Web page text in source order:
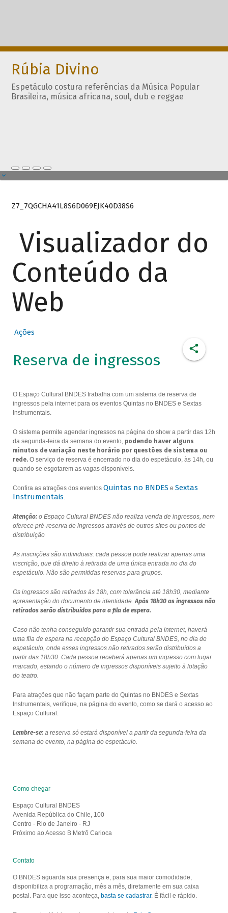
Rúbia Divino
Espetáculo costura referências da Música Popular
Brasileira, música africana, soul, dub e reggae
Z7_7QGCHA41L8S6D069EJK40D38S6
Visualizador do
Conteúdo da
Web
Ações
Reserva de ingressos
O Espaço Cultural BNDES trabalha com um sistema de reserva de
ingressos pela internet para os eventos Quintas no BNDES e Sextas
Instrumentais.
O sistema permite agendar ingressos na página do show a partir das 12h
da segunda-feira da semana do evento, podendo haver alguns
minutos de variação neste horário por questões de sistema ou
rede.O serviço de reserva é encerrado no dia do espetáculo, às 14h, ou
quando se esgotarem as vagas disponíveis.
Confira as atrações dos eventos Quintas no BNDES e Sextas
Instrumentais.
Atenção:o Espaço Cultural BNDES não realiza venda de ingressos, nem
oferece pré-reserva de ingressos através de outros sites ou pontos de
distribuição
As inscrições são individuais: cada pessoa pode realizar apenas uma
inscrição, que dá direito à retirada de uma única entrada no dia do
espetáculo. Não são permitidas reservas para grupos.
Os ingressos são retirados às 18h, com tolerância até 18h30, mediante
apresentação do documento de identidade.Após 18h30 os ingressos não
retirados serão distribuídos para a fila de espera.
Caso não tenha conseguido garantir sua entrada pela internet, haverá
uma fila de espera na recepção do Espaço Cultural BNDES, no dia do
espetáculo, onde esses ingressos não retirados serão distribuídos a
partir das 18h30. Cada pessoa receberá apenas um ingresso com lugar
marcado, estando o número de ingressos disponíveis sujeito à lotação
do teatro.
Para atrações que não façam parte do Quintas no BNDES e Sextas
Instrumentais, verifique, na página do evento, como se dará o acesso ao
Espaço Cultural.
Lembre-se:a reserva só estará disponível a partir da segunda-feira da
semana do evento, na página do espetáculo.
Como chegar
Espaço Cultural BNDES
Avenida República do Chile, 100
Centro - Rio de Janeiro - RJ
Próximo ao Acesso B Metrô Carioca
Contato
O BNDES aguarda sua presença e, para sua maior comodidade,
disponibiliza a programação, mês a mês, diretamente em sua caixa
postal. Para que isso aconteça, basta se cadastrar. É fácil e rápido.